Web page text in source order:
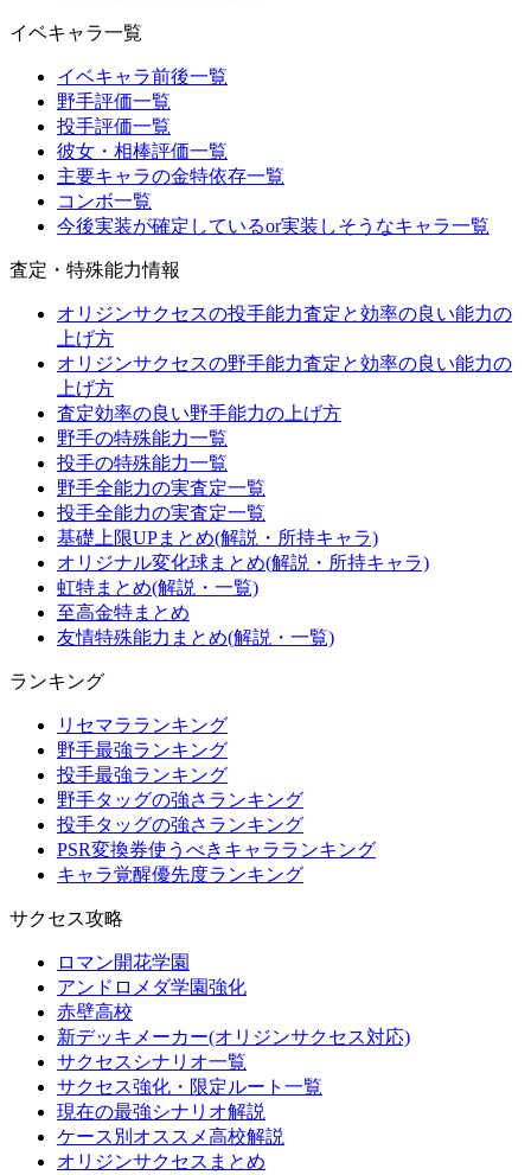
イベキャラ一覧
イベキャラ前後一覧
野手評価一覧
投手評価一覧
彼女・相棒評価一覧
主要キャラの金特依存一覧
コンボ一覧
今後実装が確定しているor実装しそうなキャラ一覧
査定・特殊能力情報
オリジンサクセスの投手能力査定と効率の良い能力の
上げ方
オリジンサクセスの野手能力査定と効率の良い能力の
上げ方
査定効率の良い野手能力の上げ方
野手の特殊能力一覧
投手の特殊能力一覧
野手全能力の実査定一覧
投手全能力の実査定一覧
基礎上限UPまとめ(解説・所持キャラ)
オリジナル変化球まとめ(解説・所持キャラ)
虹特まとめ(解説・一覧)
至高金特まとめ
友情特殊能力まとめ(解説・一覧)
ランキング
リセマラランキング
野手最強ランキング
投手最強ランキング
野手タッグの強さランキング
投手タッグの強さランキング
PSR変換券使うべきキャラランキング
キャラ覚醒優先度ランキング
サクセス攻略
ロマン開花学園
アンドロメダ学園強化
赤壁高校
新デッキメーカー(オリジンサクセス対応)
サクセスシナリオ一覧
サクセス強化・限定ルート一覧
現在の最強シナリオ解説
ケース別オススメ高校解説
オリジンサクセスまとめ